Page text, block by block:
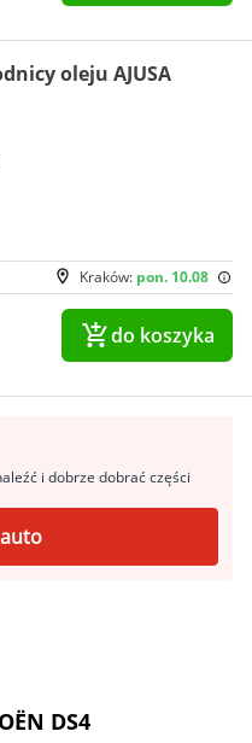
oleju AJUSA
Kraków: pon. 10.08
do koszyka
i dobrze dobrać części
DS4